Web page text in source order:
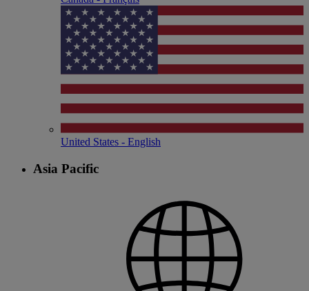
United States - English
Asia Pacific